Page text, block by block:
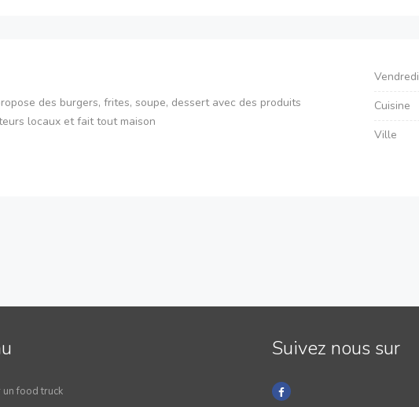
des burgers, frites, soupe, dessert avec des produits
locaux et fait tout maison
Vendredi
Cuisine
Ville
un food truck
Suivez nous sur